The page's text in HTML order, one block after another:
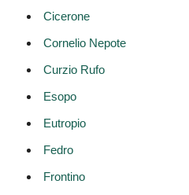
Cicerone
Cornelio Nepote
Curzio Rufo
Esopo
Eutropio
Fedro
Frontino